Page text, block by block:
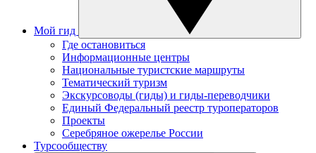
Мой гид
Где остановиться
Информационные центры
Национальные туристские маршруты
Тематический туризм
Экскурсоводы (гиды) и гиды-переводчики
Единый Федеральный реестр туроператоров
Проекты
Серебряное ожерелье России
Турсообществу